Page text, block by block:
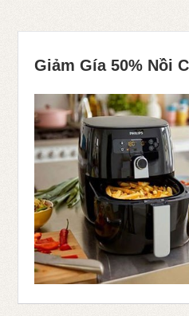
Giảm Gía 50% Nồi